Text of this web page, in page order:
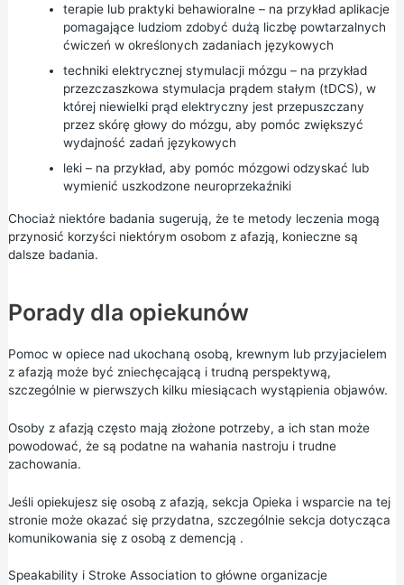
terapie lub praktyki behawioralne – na przykład aplikacje
pomagające ludziom zdobyć dużą liczbę powtarzalnych
ćwiczeń w określonych zadaniach językowych
techniki elektrycznej stymulacji mózgu – na przykład
przezczaszkowa stymulacja prądem stałym (tDCS), w
której niewielki prąd elektryczny jest przepuszczany
przez skórę głowy do mózgu, aby pomóc zwiększyć
wydajność zadań językowych
leki – na przykład, aby pomóc mózgowi odzyskać lub
wymienić uszkodzone neuroprzekaźniki
Chociaż niektóre badania sugerują, że te metody leczenia mogą
przynosić korzyści niektórym osobom z afazją, konieczne są
dalsze badania.
Porady dla opiekunów
Pomoc w opiece nad ukochaną osobą, krewnym lub przyjacielem
z afazją może być zniechęcającą i trudną perspektywą,
szczególnie w pierwszych kilku miesiącach wystąpienia objawów.
Osoby z afazją często mają złożone potrzeby, a ich stan może
powodować, że są podatne na wahania nastroju i trudne
zachowania.
Jeśli opiekujesz się osobą z afazją, sekcja Opieka i wsparciena tej
stronie może okazać się przydatna, szczególnie sekcja dotycząca
komunikowania się z osobą z demencją .
Speakability i Stroke Association to główne organizacje